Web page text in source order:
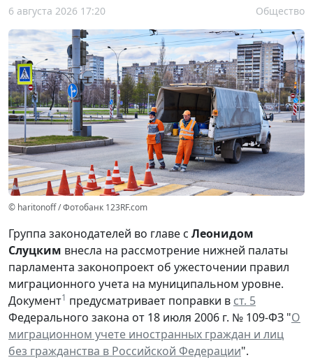
6 августа 2026 17:20 Общество
© haritonoff / Фотобанк 123RF.com
Группа законодателей во главе с Леонидом
Слуцким внесла на рассмотрение нижней палаты
парламента законопроект об ужесточении правил
миграционного учета на муниципальном уровне.
Документ1 предусматривает поправки в ст. 5
Федерального закона от 18 июля 2006 г. № 109-ФЗ "О
миграционном учете иностранных граждан и лиц
без гражданства в Российской Федерации".